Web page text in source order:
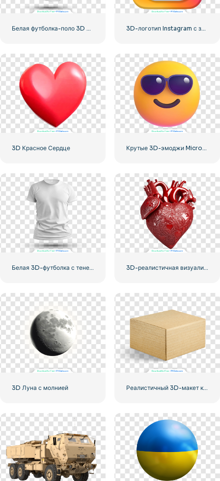
3D-логотип Instagram с закругленным градиентом
3D Красное Сердце Крутые 3D-эмоджи Microsoft в очках
Белая 3D-футболка с теневым макетом 3D-реалистичная визуализация красного сердца — 1
3D Луна с молнией Реалистичный 3D-макет картонной подарочной коробки.